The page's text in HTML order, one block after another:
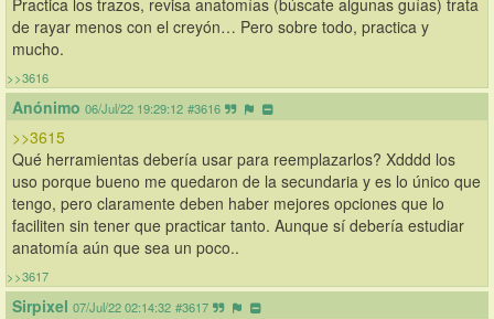
Practica los trazos, revisa anatomías (búscate algunas guías) trata
de rayar menos con el creyón… Pero sobre todo, practica y
mucho.
>>3616
Anónimo 06/Jul/22 19:29:12 #3616
>>3615
Qué herramientas debería usar para reemplazarlos? Xdddd los
uso porque bueno me quedaron de la secundaria y es lo único que
tengo, pero claramente deben haber mejores opciones que lo
faciliten sin tener que practicar tanto. Aunque sí debería estudiar
anatomía aún que sea un poco..
>>3617
Sirpixel 07/Jul/22 02:14:32 #3617